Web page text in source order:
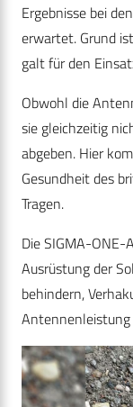
Ergebnisse bei
erwartet. Grund
galt für den
Obwohl die
sie gleichzeitig
abgeben. Hier
Gesundheit des
Tragen.
Die SIGMA-
Ausrüstung der
behindern,